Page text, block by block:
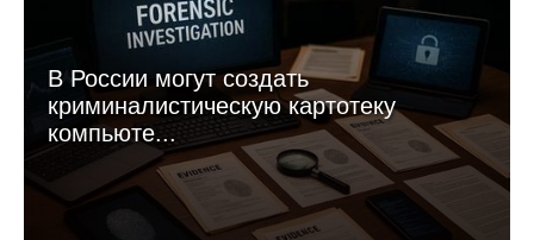
В России могут создать
криминалистическую картотеку
компьюте...